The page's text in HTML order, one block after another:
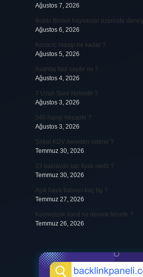
Ağustos 7, 2026
Bobbi Brown hayvanlar üzerinde
Ağustos 6, 2026
Kovacic maaşı ne kadar ?
Ağustos 5, 2026
Avantaj faul sayılır mı ?
Ağustos 4, 2026
7 Uzun Sure Nelerdir ?
Ağustos 3, 2026
340 hangi hesaptır ?
Ağustos 3, 2026
Şirket KDV nereden ödenir ?
Temmuz 30, 2026
23 baklavalı sac fiyatı nedir ?
Temmuz 30, 2026
Açık hava basıncı kaç hg ?
Temmuz 27, 2026
Kozmolojik kanıt ne demek felsefe ?
Temmuz 26, 2026